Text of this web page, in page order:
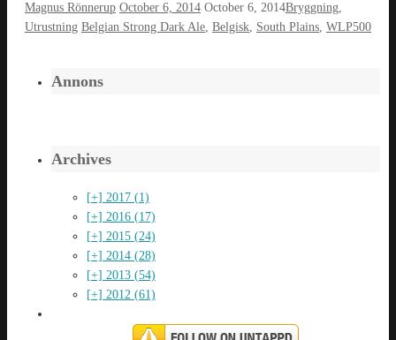
Magnus Rönnerup October 6, 2014 October 6, 2014Bryggning,
Utrustning Belgian Strong Dark Ale, Belgisk, South Plains, WLP500
Annons
Archives
[+] 2017 (1)
[+] 2016 (17)
[+] 2015 (24)
[+] 2014 (28)
[+] 2013 (54)
[+] 2012 (61)